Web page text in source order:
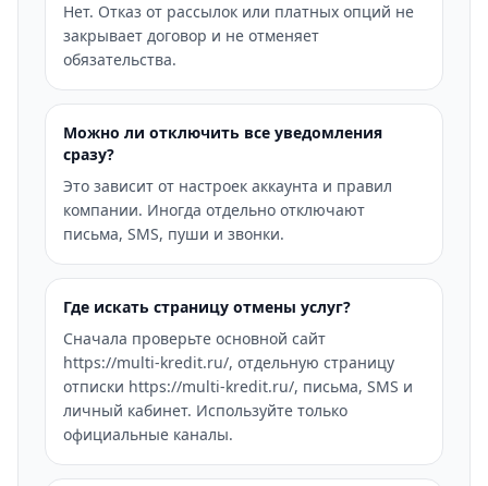
Нет. Отказ от рассылок или платных опций не
закрывает договор и не отменяет
обязательства.
Можно ли отключить все уведомления
сразу?
Это зависит от настроек аккаунта и правил
компании. Иногда отдельно отключают
письма, SMS, пуши и звонки.
Где искать страницу отмены услуг?
Сначала проверьте основной сайт
https://multi-kredit.ru/, отдельную страницу
отписки https://multi-kredit.ru/, письма, SMS и
личный кабинет. Используйте только
официальные каналы.